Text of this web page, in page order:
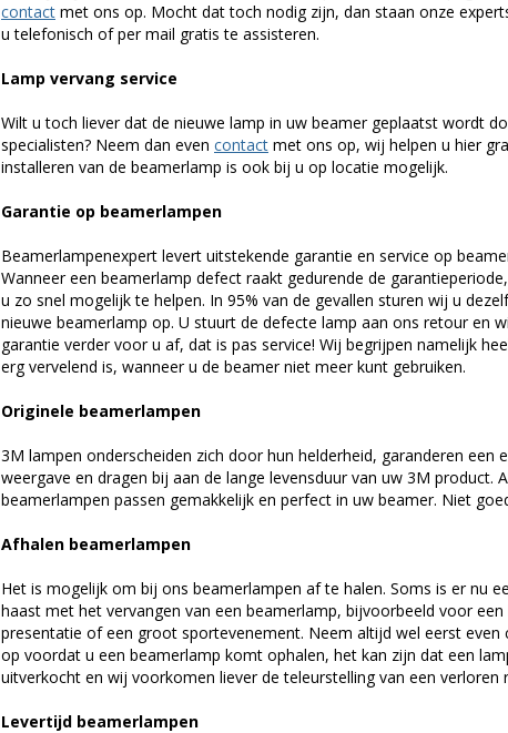
contact met ons op. Mocht dat toch nodig zijn, dan staan onze
u telefonisch of per mail gratis te assisteren.
Lamp vervang service
Wilt u toch liever dat de nieuwe lamp in uw beamer geplaatst wordt
specialisten? Neem dan even contact met ons op, wij helpen u hier
installeren van de beamerlamp is ook bij u op locatie mogelijk.
Garantie op beamerlampen
Beamerlampenexpert levert uitstekende garantie en service op
Wanneer een beamerlamp defect raakt gedurende de
u zo snel mogelijk te helpen. In 95% van de gevallen sturen wij u
nieuwe beamerlamp op. U stuurt de defecte lamp aan ons retour en
garantie verder voor u af, dat is pas service! Wij begrijpen namelijk
erg vervelend is, wanneer u de beamer niet meer kunt gebruiken.
Originele beamerlampen
3M lampen onderscheiden zich door hun helderheid, garanderen een
weergave en dragen bij aan de lange levensduur van uw 3M product.
beamerlampen passen gemakkelijk en perfect in uw beamer. Niet
Afhalen beamerlampen
Het is mogelijk om bij ons beamerlampen af te halen. Soms is er nu
haast met het vervangen van een beamerlamp, bijvoorbeeld voor een
presentatie of een groot sportevenement. Neem altijd wel eerst even
op voordat u een beamerlamp komt ophalen, het kan zijn dat een
uitverkocht en wij voorkomen liever de teleurstelling van een verloren
Levertijd beamerlampen